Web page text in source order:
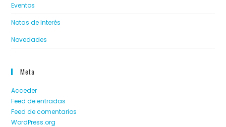
Eventos
Notas de Interés
Novedades
Meta
Acceder
Feed de entradas
Feed de comentarios
WordPress.org